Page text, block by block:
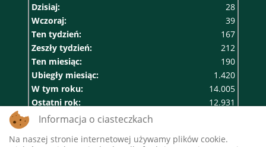
Dzisiaj:
28
Wczoraj:
39
Ten tydzień:
167
Zeszły tydzień:
212
Ten miesiąc:
190
Ubiegły miesiąc:
1.420
W tym roku:
14.005
Ostatni rok:
12.931
Razem:
Informacja o ciasteczkach
Na naszej stronie internetowej używamy plików cookie.